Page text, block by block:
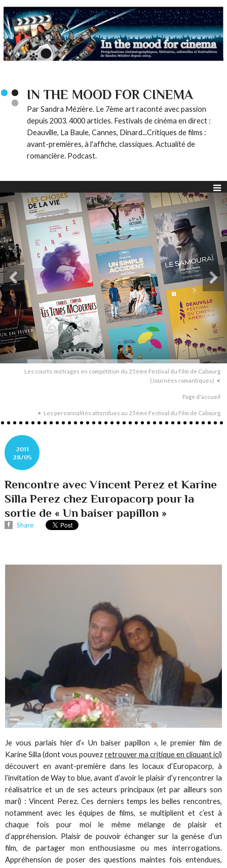
IN THE MOOD FOR CINEMA
Par Sandra Mézière. Le 7ème art raconté avec passion
depuis 2003. 4000 articles. Festivals de cinéma en direct :
Deauville, La Baule, Cannes, Dinard...Critiques de films :
avant-premières, à l'affiche, classiques. Actualité de
romancière. Podcast.
Les courts-métrages en compétition du 25ème Festival du Film de Cabourg
(Journées romantiques)
Page d'accueil
Les personnalités attendues au 25ème Festival du Film de Cabourg
2011
28/05
Rencontre avec Vincent Perez et Karine
Silla Perez chez Europacorp pour la
sortie de « Un baiser papillon »
Share
Je vous parlais hier d’« Un baiser papillon », le premier film de
Karine Silla (dont vous pouvez retrouver ma critique en cliquant ici)
découvert en avant-première dans les locaux d’Europacorp, à
l’invitation de Way to blue, avant d’avoir le plaisir d’y rencontrer la
réalisatrice et un de ses acteurs principaux (et par ailleurs son
mari) : Vincent Perez. Ces derniers temps les belles rencontres,
notamment avec les équipes de films, se multiplient et c’est à
chaque fois pour moi le même mélange de plaisir et
d’appréhension. Plaisir de pouvoir échanger sur la genèse d’un
film, de partager mon enthousiasme ou mes interrogations.
Appréhension de poser des questions maintes fois entendues,